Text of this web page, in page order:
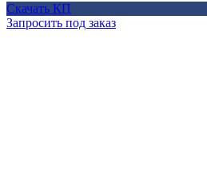
Скачать КП
Запросить под заказ